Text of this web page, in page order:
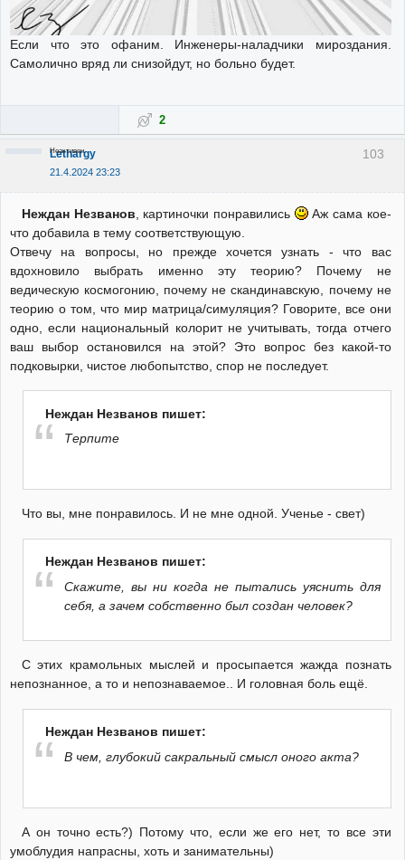
Если что это офаним. Инженеры-наладчики мироздания.
Самолично вряд ли снизойдут, но больно будет.
2
103
Lethargy
21.4.2024 23:23
Неактивен
Неждан Незванов , картиночки понравились
Аж сама кое-
что добавила в тему соответствующую.
Отвечу на вопросы, но прежде хочется узнать - что вас
вдохновило выбрать именно эту теорию? Почему не
ведическую космогонию, почему не скандинавскую, почему не
теорию о том, что мир матрица/симуляция? Говорите, все они
одно, если национальный колорит не учитывать, тогда отчего
ваш выбор остановился на этой? Это вопрос без какой-то
подковырки, чистое любопытство, спор не последует.
Неждан Незванов пишет:
Терпите
Что вы, мне понравилось. И не мне одной. Ученье - свет)
Неждан Незванов пишет:
Скажите, вы ни когда не пытались уяснить для
себя, а зачем собственно был создан человек?
С этих крамольных мыслей и просыпается жажда познать
непознанное, а то и непознаваемое.. И головная боль ещё.
Неждан Незванов пишет:
В чем, глубокий сакральный смысл оного акта?
А он точно есть?) Потому что, если же его нет, то все эти
умоблудия напрасны, хоть и занимательны)